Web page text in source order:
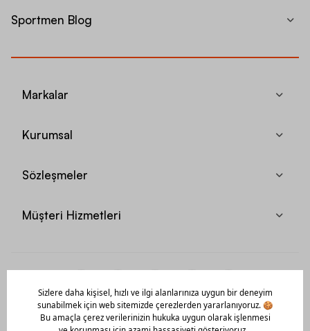
Sportmen Blog
Markalar
Kurumsal
Sözleşmeler
Müşteri Hizmetleri